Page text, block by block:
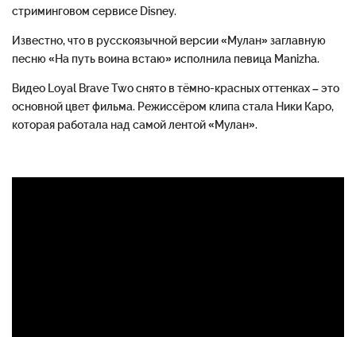
стриминговом сервисе Disney.
Известно, что в русскоязычной версии «Мулан» заглавную
песню «На путь воина встаю» исполнила певица Manizha.
Видео Loyal BraveTwoснято в тёмно-красных оттенках – это
основной цвет фильма. Режиссёром клипа стала Ники Каро,
которая работала над самой лентой «Мулан».